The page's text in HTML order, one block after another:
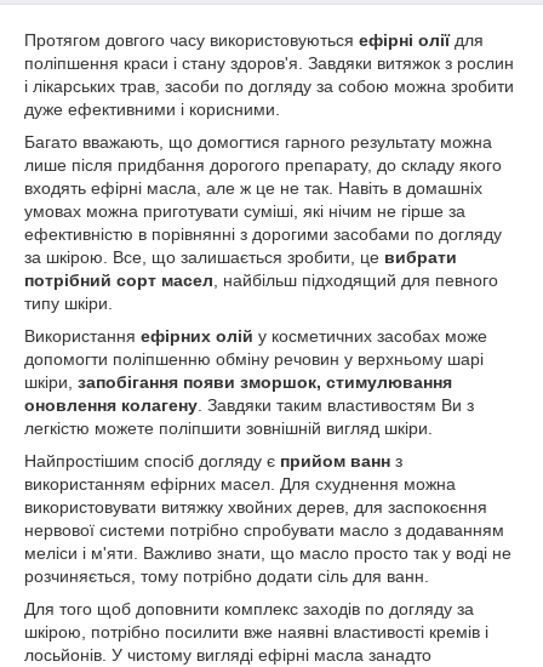
Протягом довгого часу використовуються ефірні олії для
поліпшення краси і стану здоров'я. Завдяки витяжок з рослин
і лікарських трав, засоби по догляду за собою можна зробити
дуже ефективними і корисними.
Багато вважають, що домогтися гарного результату можна
лише після придбання дорогого препарату, до складу якого
входять ефірні масла, але ж це не так. Навіть в домашніх
умовах можна приготувати суміші, які нічим не гірше за
ефективністю в порівнянні з дорогими засобами по догляду
за шкірою. Все, що залишається зробити, це вибрати
потрібний сорт масел , найбільш підходящий для певного
типу шкіри.
Використання ефірних олій у косметичних засобах може
допомогти поліпшенню обміну речовин у верхньому шарі
шкіри, запобігання появи зморшок, стимулювання
оновлення колагену . Завдяки таким властивостям Ви з
легкістю можете поліпшити зовнішній вигляд шкіри.
Найпростішим спосіб догляду є прийом ванн з
використанням ефірних масел. Для схуднення можна
використовувати витяжку хвойних дерев, для заспокоєння
нервової системи потрібно спробувати масло з додаванням
меліси і м'яти. Важливо знати, що масло просто так у воді не
розчиняється, тому потрібно додати сіль для ванн.
Для того щоб доповнити комплекс заходів по догляду за
шкірою, потрібно посилити вже наявні властивості кремів і
лосьйонів. У чистому вигляді ефірні масла занадто